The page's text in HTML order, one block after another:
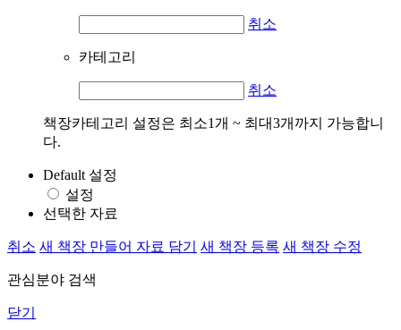
취소
카테고리
취소
책장카테고리 설정은 최소1개 ~ 최대3개까지 가능합니
다.
Default 설정
설정
선택한 자료
취소 새 책장 만들어 자료 담기 새 책장 등록 새 책장 수정
관심분야 검색
닫기